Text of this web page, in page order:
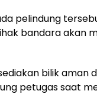
pelindung
bandara akan
bilik aman
petugas saat